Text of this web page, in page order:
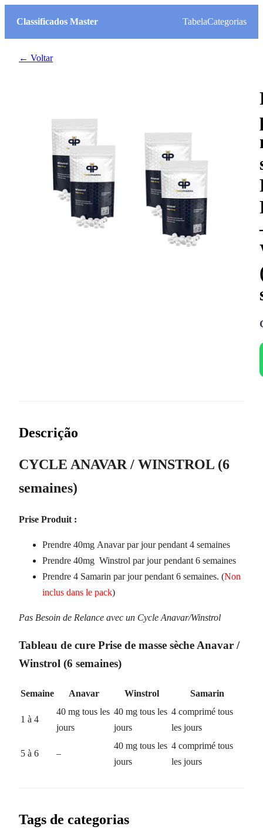
Classificados Master TabelaCategorias
← Voltar
Descrição
CYCLE ANAVAR / WINSTROL (6
semaines)
Prise Produit :
Prendre 40mg Anavar par jour pendant 4 semaines
Prendre 40mg Winstrol par jour pendant 6 semaines
Prendre 4 Samarin par jour pendant 6 semaines. (Non
inclus dans le pack)
Pas Besoin de Relance avec un Cycle Anavar/Winstrol
Tableau de cure Prise de masse sèche Anavar /
Winstrol (6 semaines)
Semaine Anavar Winstrol Samarin
1 à 4
40 mg tous les
jours
40 mg tous les
jours
4 comprimé tous
les jours
5 à 6 –
40 mg tous les
jours
4 comprimé tous
les jours
Tags de categorias